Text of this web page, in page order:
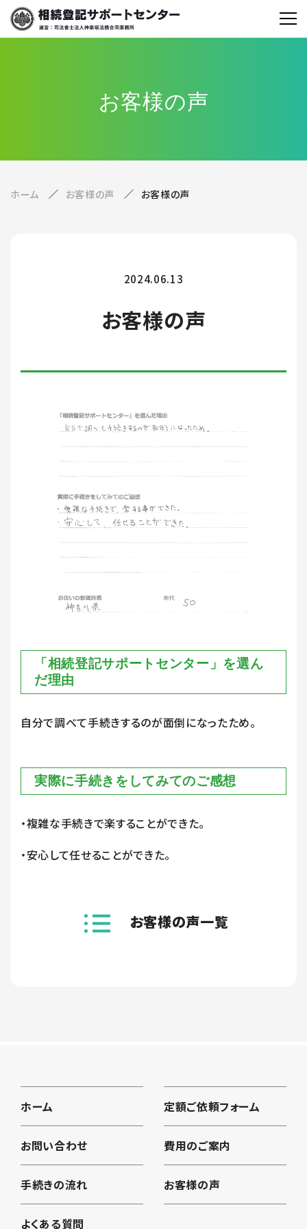
お客様の声
ホーム お客様の声 お客様の声
2024.06.13
お客様の声
「相続登記サポートセンター」を選ん
だ理由
自分で調べて手続きするのが面倒になったため。
実際に手続きをしてみてのご感想
・複雑な手続きで楽することができた。
・安心して任せることができた。
お客様の声一覧
ホーム 定額ご依頼フォーム
お問い合わせ 費用のご案内
手続きの流れ お客様の声
よくある質問